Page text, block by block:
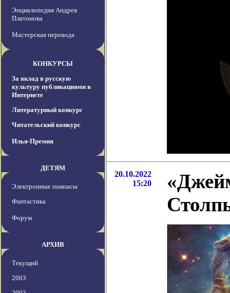
Энциклопедия Андрея
Платонова
Мастерская перевода
КОНКУРСЫ
За вклад в русскую
культуру публикациями в
Интернете
Литературный конкурс
Читательский конкурс
Илья-Премия
ДЕТЯМ
Электронные пампасы
Фантастика
Форум
АРХИВ
Текущий
2003
20.10.2022
15:20